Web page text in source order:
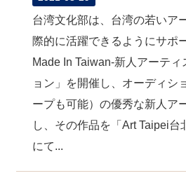
台湾文化部は、台湾の若いア
際的に活躍できるようにサポ
Made In Taiwan-新人アーテ
ョン」を開催し、オーディシ
ープも可能）の優秀な新人ア
し、その作品を「Art Taipei台
にて...